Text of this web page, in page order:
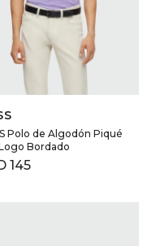
SELECCIONAR TALLE
Polo de Algodón Piqué
Bordado
145